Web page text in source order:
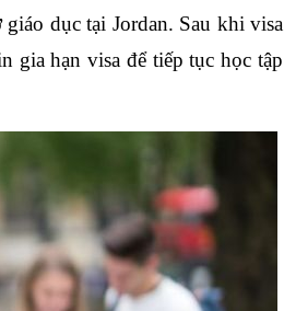
dục tại Jordan. Sau khi visa
gia hạn visa để tiếp tục học tập